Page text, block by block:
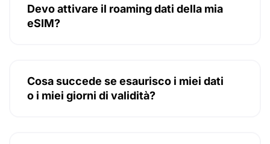
Devo attivare il roaming dati della mia
eSIM?
Cosa succede se esaurisco i miei dati
o i miei giorni di validità?